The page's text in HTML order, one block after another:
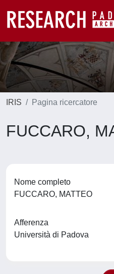
IRIS Pagina ricercatore
FUCCARO,
Nome completo
FUCCARO, MATTEO
Afferenza
Università di Padova